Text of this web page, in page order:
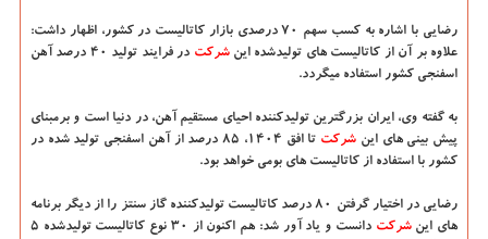
رضایی با اشاره به كسب سهم ۷۰ درصدی بازار كاتالیست در كشور، اظهار داشت:
علاوه بر آن از كاتالیست های تولیدشده اینشركت
در فرایند تولید ۴۰ درصد آهن
اسفنجی كشور استفاده میگردد.
به گفته وی، ایران بزرگترین تولیدكننده احیای مستقیم آهن، در دنیا است و برمبنای
پیش بینی های این شركت
تا افق ۱۴۰۴، ۸۵ درصد از آهن اسفنجی تولید شده در
كشور با استفاده از كاتالیست های بومی خواهد بود.
رضایی در اختیار گرفتن ۸۰ درصد كاتالیست تولیدكننده گاز سنتز را از دیگر برنامه
های اینشركت
دانست و یاد آور شد: هم اكنون از ۳۰ نوع كاتالیست تولیدشده ۵